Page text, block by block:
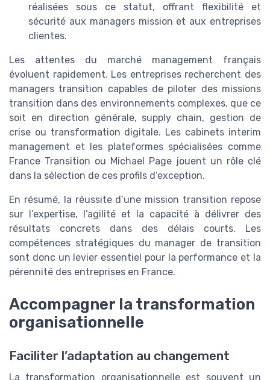
réalisées sous ce statut, offrant flexibilité et
sécurité aux managers mission et aux entreprises
clientes.
Les attentes du marché management français
évoluent rapidement. Les entreprises recherchent des
managers transition capables de piloter des missions
transition dans des environnements complexes, que ce
soit en direction générale, supply chain, gestion de
crise ou transformation digitale. Les cabinets interim
management et les plateformes spécialisées comme
France Transition ou Michael Page jouent un rôle clé
dans la sélection de ces profils d’exception.
En résumé, la réussite d’une mission transition repose
sur l’expertise, l’agilité et la capacité à délivrer des
résultats concrets dans des délais courts. Les
compétences stratégiques du manager de transition
sont donc un levier essentiel pour la performance et la
pérennité des entreprises en France.
Accompagner la transformation
organisationnelle
Faciliter l’adaptation au changement
La transformation organisationnelle est souvent un